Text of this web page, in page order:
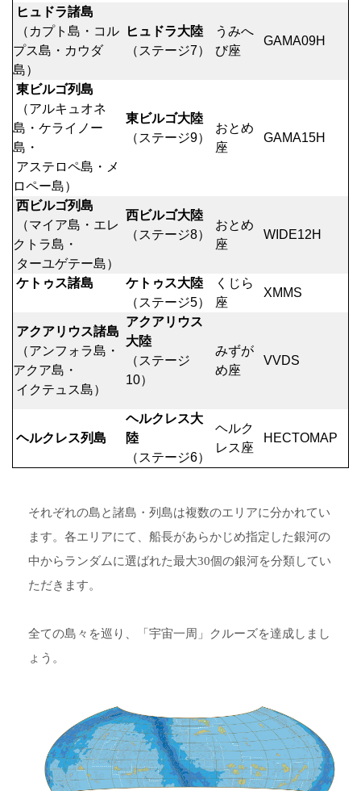
ヒュドラ諸島
（カプト島・コル
プス島・カウダ
島）
ヒュドラ大陸
（ステージ7）
うみへ
び座
GAMA09H
東ビルゴ列島
（アルキュオネ
島・ケライノー
島・
アステロペ島・メ
ロペー島）
東ビルゴ大陸
（ステージ9）
おとめ
座
GAMA15H
西ビルゴ列島
（マイア島・エレ
クトラ島・
ターユゲテー島）
西ビルゴ大陸
（ステージ8）
おとめ
座
WIDE12H
ケトゥス諸島
ケトゥス大陸
（ステージ5）
くじら
座
XMMS
アクアリウス諸島
（アンフォラ島・
アクア島・
イクテュス島）
アクアリウス
大陸
（ステージ
10）
みずが
め座
VVDS
ヘルクレス列島
ヘルクレス大
陸
（ステージ6）
ヘルク
レス座
HECTOMAP
それぞれの島と諸島・列島は複数のエリアに分かれてい
ます。各エリアにて、船長があらかじめ指定した銀河の
中からランダムに選ばれた最大30個の銀河を分類してい
ただきます。
全ての島々を巡り、「宇宙一周」クルーズを達成しまし
ょう。